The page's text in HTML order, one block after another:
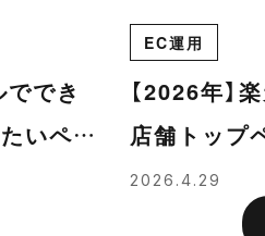
でき
いペー
EC運用
【2026年】
店舗トップ
れる導線”を
2026.4.29